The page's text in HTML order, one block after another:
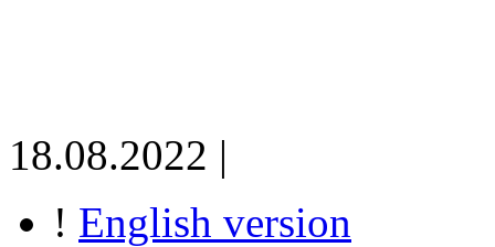
18.08.2022 |
! English version